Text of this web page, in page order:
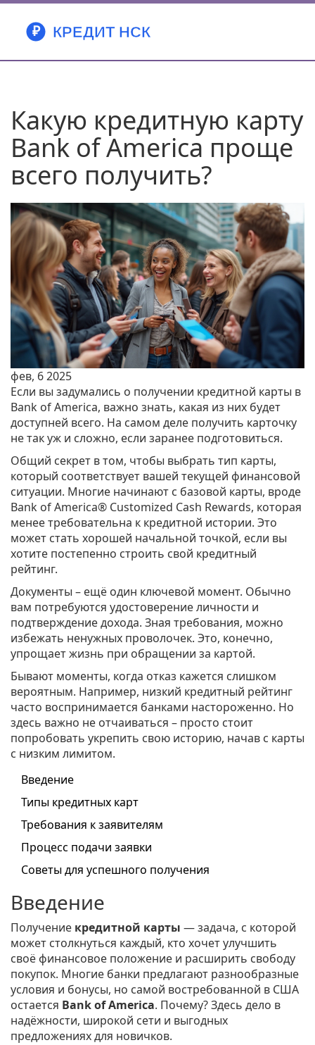
Какую кредитную карту
Bank of America проще
всего получить?
фев, 6 2025
Если вы задумались о получении кредитной карты в
Bank of America, важно знать, какая из них будет
доступней всего. На самом деле получить карточку
не так уж и сложно, если заранее подготовиться.
Общий секрет в том, чтобы выбрать тип карты,
который соответствует вашей текущей финансовой
ситуации. Многие начинают с базовой карты, вроде
Bank of America® Customized Cash Rewards, которая
менее требовательна к кредитной истории. Это
может стать хорошей начальной точкой, если вы
хотите постепенно строить свой кредитный
рейтинг.
Документы – ещё один ключевой момент. Обычно
вам потребуются удостоверение личности и
подтверждение дохода. Зная требования, можно
избежать ненужных проволочек. Это, конечно,
упрощает жизнь при обращении за картой.
Бывают моменты, когда отказ кажется слишком
вероятным. Например, низкий кредитный рейтинг
часто воспринимается банками настороженно. Но
здесь важно не отчаиваться – просто стоит
попробовать укрепить свою историю, начав с карты
с низким лимитом.
Введение
Типы кредитных карт
Требования к заявителям
Процесс подачи заявки
Советы для успешного получения
Введение
Получение кредитной карты — задача, с которой
может столкнуться каждый, кто хочет улучшить
своё финансовое положение и расширить свободу
покупок. Многие банки предлагают разнообразные
условия и бонусы, но самой востребованной в США
остается Bank of America. Почему? Здесь дело в
надёжности, широкой сети и выгодных
предложениях для новичков.